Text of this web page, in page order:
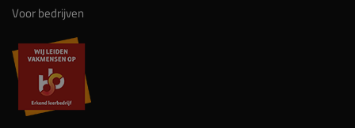
Voor bedrijven